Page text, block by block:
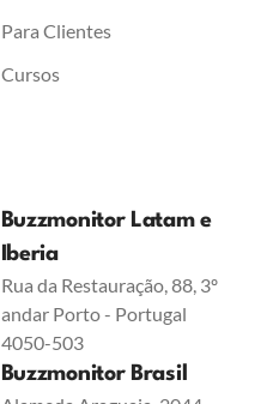
Para Clientes
Cursos
Buzzmonitor Latam e
Iberia
Rua da Restauração, 88, 3º
andar Porto - Portugal
4050-503
Buzzmonitor Brasil